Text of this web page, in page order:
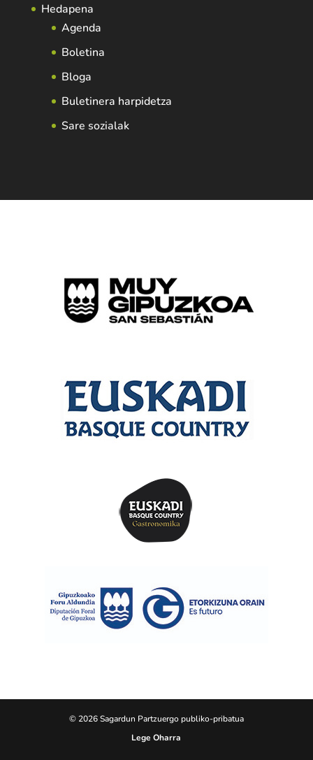
Hedapena
Agenda
Boletina
Bloga
Buletinera harpidetza
Sare sozialak
© 2026 Sagardun Partzuergo publiko-pribatua
Lege Oharra